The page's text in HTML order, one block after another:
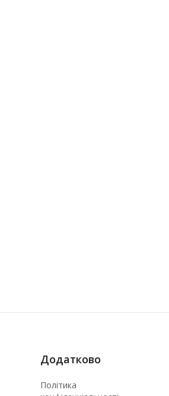
Додатково
Політика